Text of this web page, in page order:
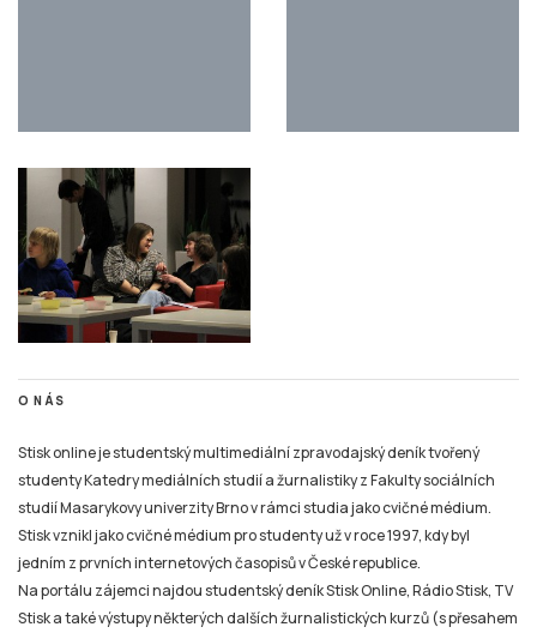
O NÁS
Stisk online je studentský multimediální zpravodajský deník tvořený
studenty Katedry mediálních studií a žurnalistiky z Fakulty sociálních
studií Masarykovy univerzity Brno v rámci studia jako cvičné médium.
Stisk vznikl jako cvičné médium pro studenty už v roce 1997, kdy byl
jedním z prvních internetových časopisů v České republice.
Na portálu zájemci najdou studentský deník Stisk Online, Rádio Stisk, TV
Stisk a také výstupy některých dalších žurnalistických kurzů (s přesahem